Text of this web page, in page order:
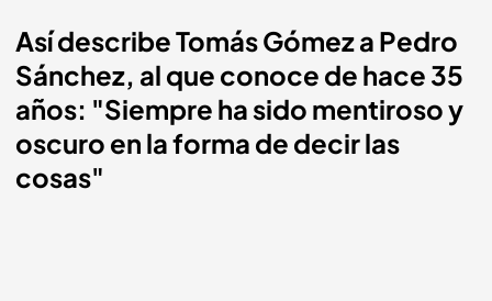
Así describe Tomás Gómez a Pedro
Sánchez, al que conoce de hace 35
años: "Siempre ha sido mentiroso y
oscuro en la forma de decir las
cosas"